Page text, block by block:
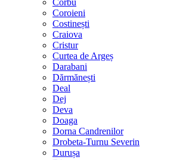
Corbu
Coroieni
Costinești
Craiova
Cristur
Curtea de Argeș
Darabani
Dărmănești
Deal
Dej
Deva
Doaga
Dorna Candrenilor
Drobeta-Turnu Severin
Durușa